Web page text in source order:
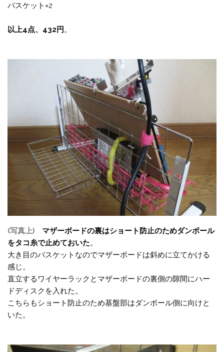
バスケット×2
以上4点、432円。
(写真上)
マザーボードの裏はショート防止のためダンボール
をタコ糸で止めておいた。
大き目のバスケットなのでマザーボードは斜めに立てかける
感じ。
直立するワイヤーラックとマザーボードの裏側の隙間にハー
ドディスクを入れた。
こちらもショート防止のため基盤部はダンボール側に向けと
いた。